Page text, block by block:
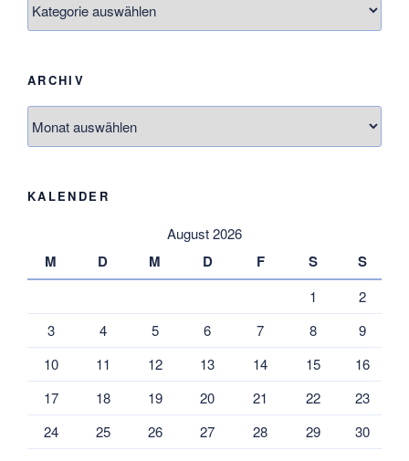
ARCHIV
KALENDER
August 2026
M D M D F S S
1
2
3
4 5 6 7 8
9
10
11 12 13 14 15
16
17
18 19 20 21 22
23
24
25 26 27 28 29
30